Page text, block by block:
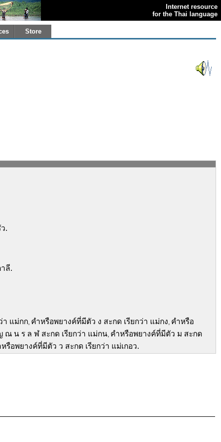
Internet resource
for the Thai language
Store
.
ลี.
า แม่กก, คำหรือพยางค์ที่มีตัว ง สะกด เรียกว่า แม่กง, คำหรือ
ณ น ร ล ฬ สะกด เรียกว่า แม่กน, คำหรือพยางค์ที่มีตัว ม สะกด
รือพยางค์ที่มีตัว ว สะกด เรียกว่า แม่เกอว.